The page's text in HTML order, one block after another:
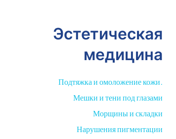
Эстетическая
медицина
Подтяжка и омоложение кожи.
Мешки и тени под глазами
Морщины и складки
Нарушения пигментации